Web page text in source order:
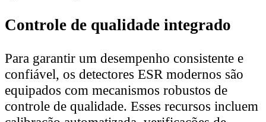
Controle de qualidade integrado
Para garantir um desempenho consistente e
confiável, os detectores ESR modernos são
equipados com mecanismos robustos de
controle de qualidade. Esses recursos incluem